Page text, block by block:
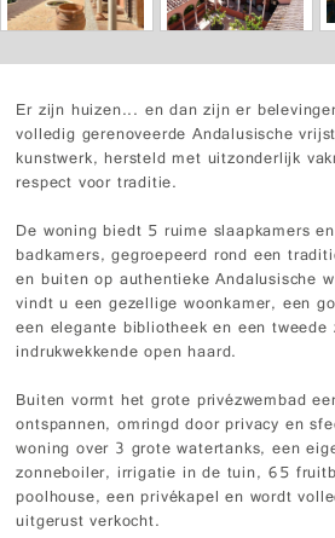
Er zijn huizen... en dan zijn er
volledig gerenoveerde Andalusische
kunstwerk, hersteld met uitzonderlijk
respect voor traditie.
De woning biedt 5 ruime slaapkamers
badkamers, gegroepeerd rond een
en buiten op authentieke Andalusische
vindt u een gezellige woonkamer, een
een elegante bibliotheek en een
indrukwekkende open haard.
Buiten vormt het grote privézwembad
ontspannen, omringd door privacy en
woning over 3 grote watertanks, een
zonneboiler, irrigatie in de tuin, 65
poolhouse, een privékapel en wordt
uitgerust verkocht.